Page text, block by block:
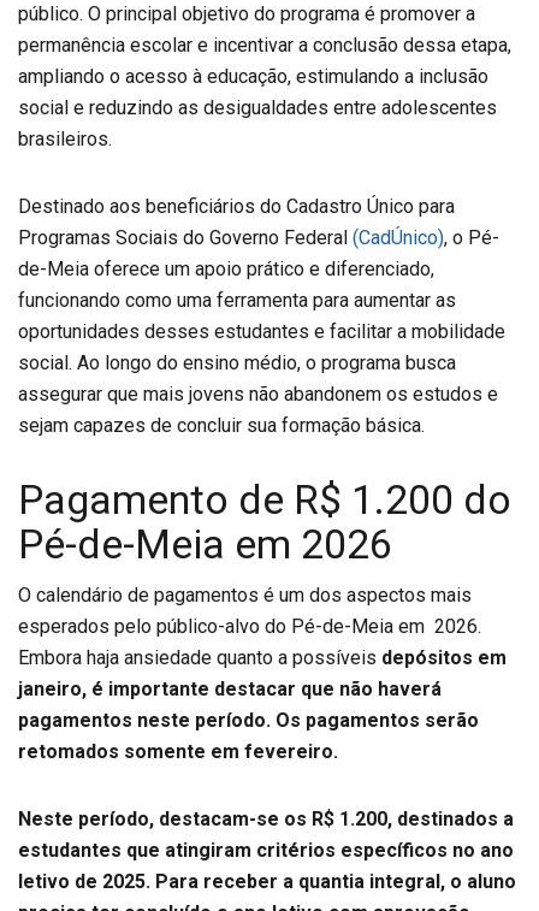
público. O principal objetivo do programa é promover a
permanência escolar e incentivar a conclusão dessa etapa,
ampliando o acesso à educação, estimulando a inclusão
social e reduzindo as desigualdades entre adolescentes
brasileiros.
Destinado aos beneficiários do Cadastro Único para
Programas Sociais do Governo Federal (CadÚnico), o Pé-
de-Meia oferece um apoio prático e diferenciado,
funcionando como uma ferramenta para aumentar as
oportunidades desses estudantes e facilitar a mobilidade
social. Ao longo do ensino médio, o programa busca
assegurar que mais jovens não abandonem os estudos e
sejam capazes de concluir sua formação básica.
Pagamento de R$ 1.200 do
Pé-de-Meia em 2026
O calendário de pagamentos é um dos aspectos mais
esperados pelo público-alvo do Pé-de-Meia em 2026.
Embora haja ansiedade quanto a possíveis depósitos em
janeiro, é importante destacar que não haverá
pagamentos neste período. Os pagamentos serão
retomados somente em fevereiro.
Neste período, destacam-se os R$ 1.200, destinados a
estudantes que atingiram critérios específicos no ano
letivo de 2025. Para receber a quantia integral, o aluno